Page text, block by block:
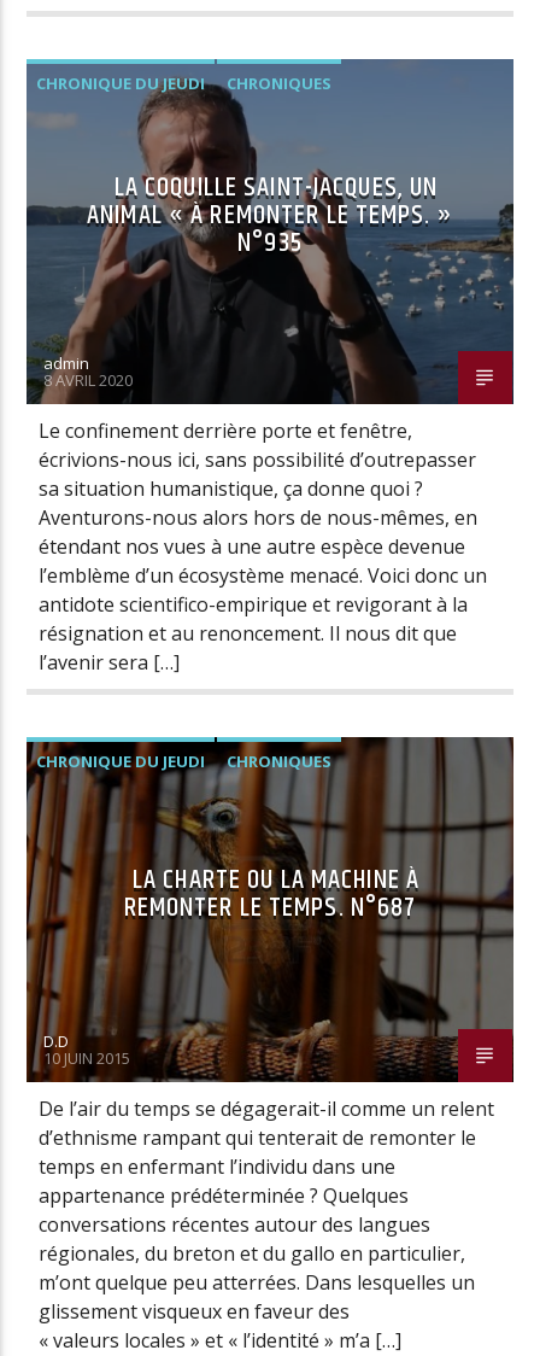
CHRONIQUE DU JEUDI CHRONIQUES
LA COQUILLE SAINT-JACQUES, UN
ANIMAL « À REMONTER LE TEMPS. »
N°935
admin
8 AVRIL 2020
Le confinement derrière porte et fenêtre,
écrivions-nous ici, sans possibilité d’outrepasser
sa situation humanistique, ça donne quoi ?
Aventurons-nous alors hors de nous-mêmes, en
étendant nos vues à une autre espèce devenue
l’emblème d’un écosystème menacé. Voici donc un
antidote scientifico-empirique et revigorant à la
résignation et au renoncement. Il nous dit que
l’avenir sera […]
CHRONIQUE DU JEUDI CHRONIQUES
LA CHARTE OU LA MACHINE À
REMONTER LE TEMPS. N°687
D.D
10 JUIN 2015
De l’air du temps se dégagerait-il comme un relent
d’ethnisme rampant qui tenterait de remonter le
temps en enfermant l’individu dans une
appartenance prédéterminée ? Quelques
conversations récentes autour des langues
régionales, du breton et du gallo en particulier,
m’ont quelque peu atterrées. Dans lesquelles un
glissement visqueux en faveur des
« valeurs locales » et « l’identité » m’a […]